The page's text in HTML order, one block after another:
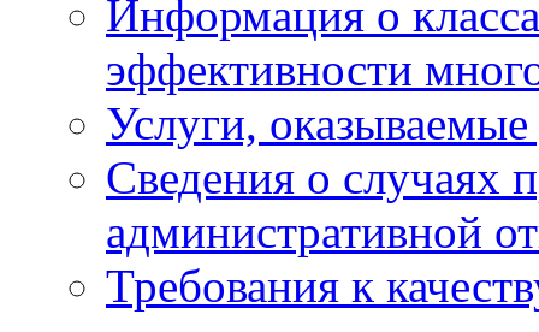
Информация о
эффективности
Услуги,
Сведения о случаях
административной
Требования к